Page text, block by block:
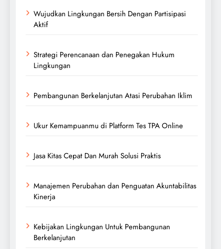
Wujudkan Lingkungan Bersih Dengan Partisipasi
Aktif
Strategi Perencanaan dan Penegakan Hukum
Lingkungan
Pembangunan Berkelanjutan Atasi Perubahan Iklim
Ukur Kemampuanmu di Platform Tes TPA Online
Jasa Kitas Cepat Dan Murah Solusi Praktis
Manajemen Perubahan dan Penguatan Akuntabilitas
Kinerja
Kebijakan Lingkungan Untuk Pembangunan
Berkelanjutan